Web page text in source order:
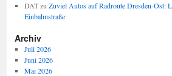
DATzu Zuviel Autos auf Radroute Dresden-Ost:
Einbahnstraße
Archiv
Juli 2026
Juni 2026
Mai 2026